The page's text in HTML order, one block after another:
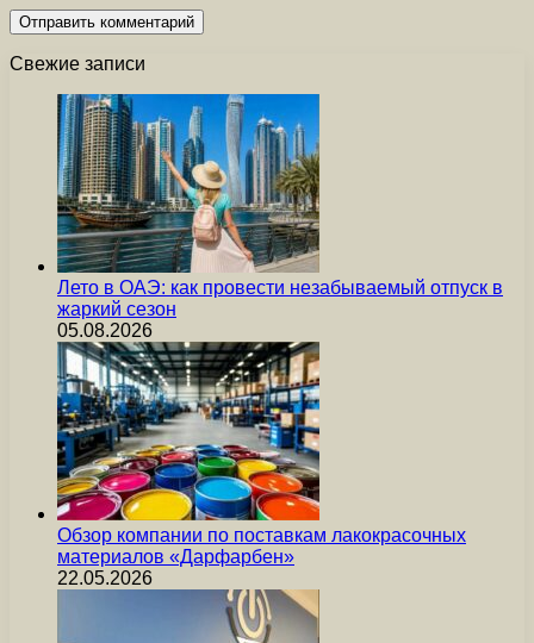
Свежие записи
Лето в ОАЭ: как провести незабываемый отпуск в
жаркий сезон
05.08.2026
Обзор компании по поставкам лакокрасочных
материалов «Дарфарбен»
22.05.2026